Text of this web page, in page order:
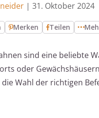
| 31. Oktober 2024
Merken Teilen
sind eine beliebte
oder
Wahl der richtigen